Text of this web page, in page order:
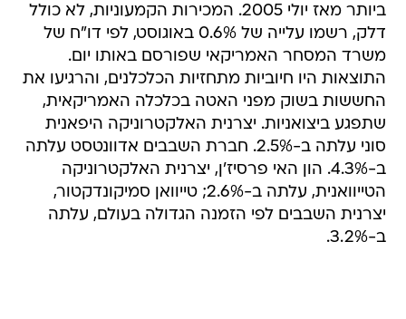
ביותר מאז יולי 2005. המכירות הקמעוניות, לא כולל
דלק, רשמו עלייה של 0.6% באוגוסט, לפי דו"ח של
משרד המסחר האמריקאי שפורסם באותו יום.
התוצאות היו חיוביות מתחזיות הכלכלנים, והרגיעו את
החששות בשוק מפני האטה בכלכלה האמריקאית,
שתפגע ביצואניות. יצרנית האלקטרוניקה היפאנית
סוני עלתה ב-2.5%. חברת השבבים אדוונטסט עלתה
ב-4.3%. הון האי פרסיז'ן, יצרנית האלקטרוניקה
הטייוואנית, עלתה ב-2.6%; טייוואן סמיקונדקטור,
יצרנית השבבים לפי הזמנה הגדולה בעולם, עלתה
ב-3.2%.